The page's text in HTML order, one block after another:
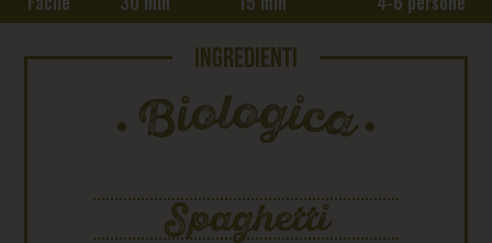
INGREDIENTI
Spaghetti